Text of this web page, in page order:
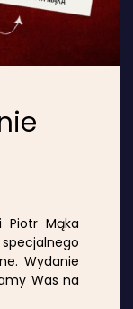
Piotr Mąka
Wydanie
Was na